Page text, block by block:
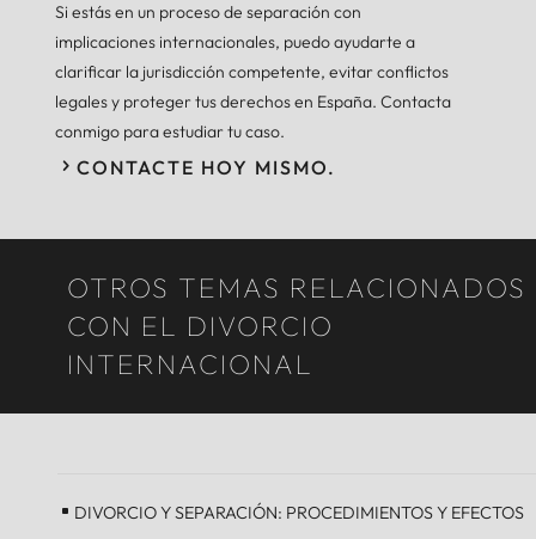
Si estás en un proceso de separación con
implicaciones internacionales, puedo ayudarte a
clarificar la jurisdicción competente, evitar conflictos
legales y proteger tus derechos en España. Contacta
conmigo para estudiar tu caso.
CONTACTE HOY MISMO.
OTROS TEMAS RELACIONADOS
CON EL DIVORCIO
INTERNACIONAL
DIVORCIO Y SEPARACIÓN: PROCEDIMIENTOS Y EFECTOS